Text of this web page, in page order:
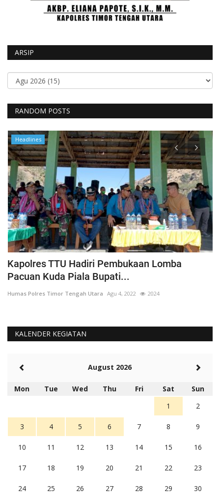
ARSIP
RANDOM POSTS
Headlines
Kapolres TTU Hadiri Pembukaan Lomba
Pacuan Kuda Piala Bupati...
Humas Polres Timor Tengah Utara Agu 4, 2022 2024
KALENDER KEGIATAN
August 2026
Mon Tue Wed Thu Fri Sat
Sun
1
2
3 4 5 6 7 8 9
10 11 12 13 14 15 16
17 18 19 20 21 22 23
24 25 26 27 28 29 30